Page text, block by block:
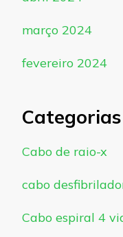
março 2024
fevereiro 2024
Categorias
Cabo de raio-x
cabo
Cabo espiral 4